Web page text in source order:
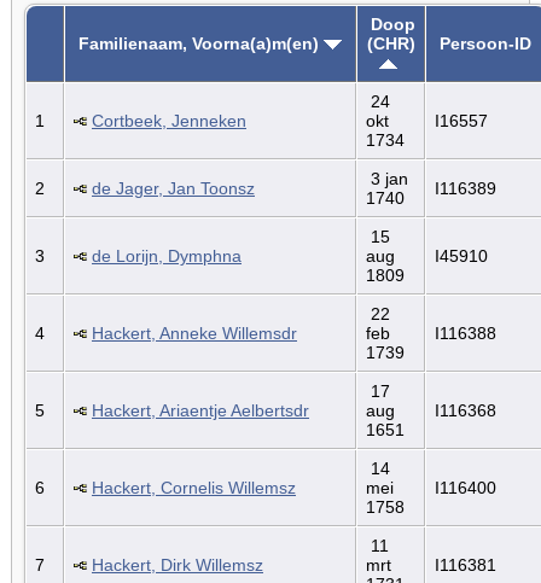
Familienaam, Voorna(a)m(en)
Doop
(CHR)
Persoon-ID
1 Cortbeek, Jenneken
24
okt
1734
I16557
2 de Jager, Jan Toonsz
3 jan
1740
I116389
3 de Lorijn, Dymphna
15
aug
1809
I45910
4 Hackert, Anneke Willemsdr
22
feb
1739
I116388
5 Hackert, Ariaentje Aelbertsdr
17
aug
1651
I116368
6 Hackert, Cornelis Willemsz
14
mei
1758
I116400
7 Hackert, Dirk Willemsz
11
mrt
I116381